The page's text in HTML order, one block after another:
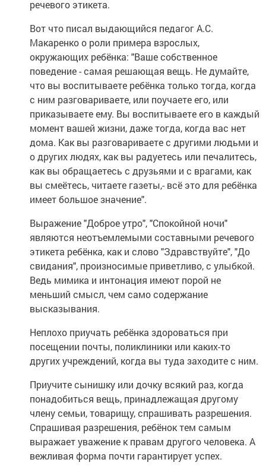
речевого этикета.
Вот что писал выдающийся педагог А.С.
Макаренко о роли примера взрослых,
окружающих ребёнка: "Ваше собственное
поведение - самая решающая вещь. Не думайте,
что вы воспитываете ребёнка только тогда, когда
с ним разговариваете, или поучаете его, или
приказываете ему. Вы воспитываете его в каждый
момент вашей жизни, даже тогда, когда вас нет
дома. Как вы разговариваете с другими людьми и
о других людях, как вы радуетесь или печалитесь,
как вы обращаетесь с друзьями и с врагами, как
вы смеётесь, читаете газеты,- всё это для ребёнка
имеет большое значение".
Выражение "Доброе утро", "Спокойной ночи"
являются неотъемлемыми составными речевого
этикета ребёнка, как и слово "Здравствуйте", "До
свидания", произносимые приветливо, с улыбкой.
Ведь мимика и интонация имеют порой не
меньший смысл, чем само содержание
высказывания.
Неплохо приучать ребёнка здороваться при
посещении почты, поликлиники или каких-то
других учреждений, когда вы туда заходите с ним.
Приучите сынишку или дочку всякий раз, когда
понадобиться вещь, принадлежащая другому
члену семьи, товарищу, спрашивать разрешения.
Спрашивая разрешения, ребёнок тем самым
выражает уважение к правам другого человека. А
вежливая форма почти гарантирует успех.